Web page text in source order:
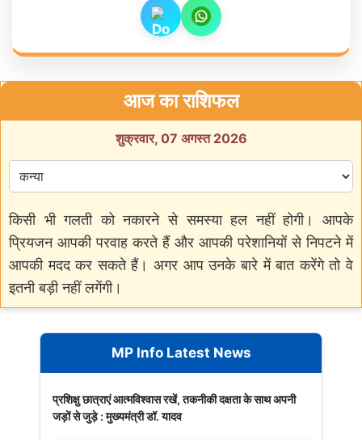
आज का राशिफल
शुक्रवार, 07 अगस्त 2026
किसी भी गलती को नकारने से समस्या हल नहीं होगी। आपके
प्रियजन आपकी परवाह करते हैं और आपकी परेशानियों से निपटने में
आपकी मदद कर सकते हैं। अगर आप उनके बारे में बात करेंगे तो वे
इतनी बड़ी नहीं लगेंगी।
MP Info Latest News
प्रशिक्षु छात्राएं आत्मविश्वास रखें, तकनीकी दक्षता के साथ अपनी
जड़ों से जुड़े : मुख्यमंत्री डॉ. यादव